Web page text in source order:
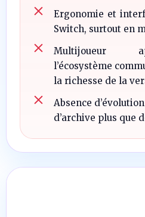
Ergonomie et
Switch, surtout en
Multijoueur
l’écosystème
la richesse de la
Absence
d’archive plus que